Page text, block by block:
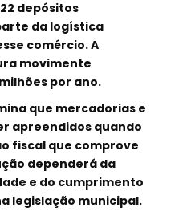
depósitos
da logística
comércio. A
movimente
por ano.
que mercadorias e
apreendidos quando
fiscal que comprove
dependerá da
e do cumprimento
legislação municipal.